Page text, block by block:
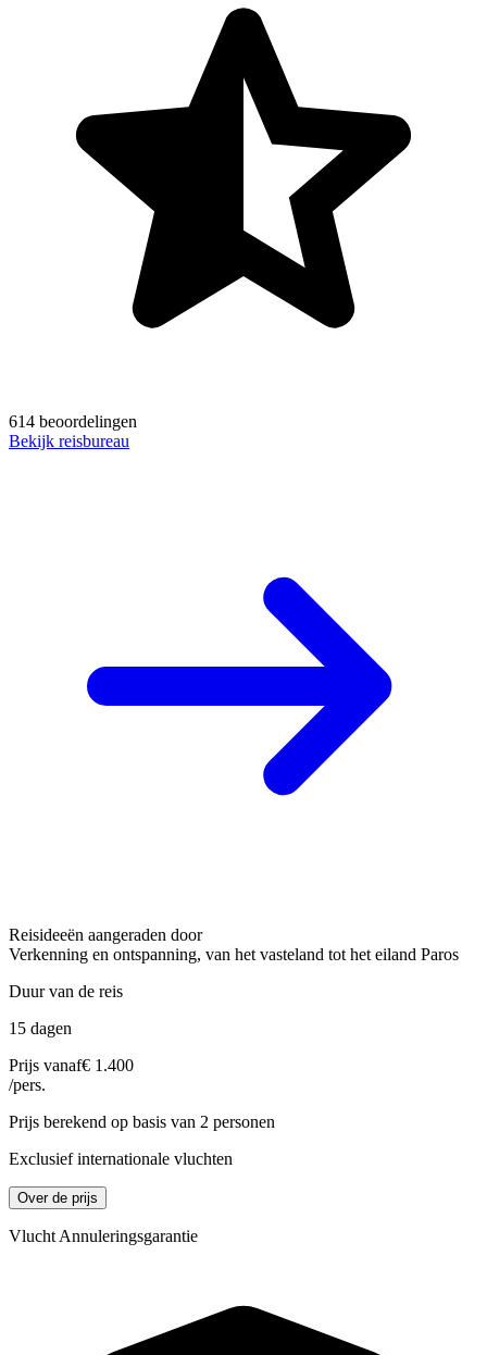
614 beoordelingen
Bekijk reisbureau
Reisideeën aangeraden door
Verkenning en ontspanning, van het vasteland tot het eiland Paros
Duur van de reis
15 dagen
Prijs vanaf€ 1.400
/pers.
Prijs berekend op basis van 2 personen
Exclusief internationale vluchten
Over de prijs
Vlucht Annuleringsgarantie